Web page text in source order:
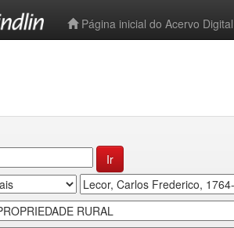
Página inicial do Acervo Digital